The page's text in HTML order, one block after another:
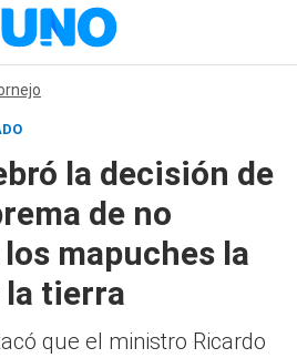
la decisión de
de no
mapuches la
la tierra
que el ministro Ricardo